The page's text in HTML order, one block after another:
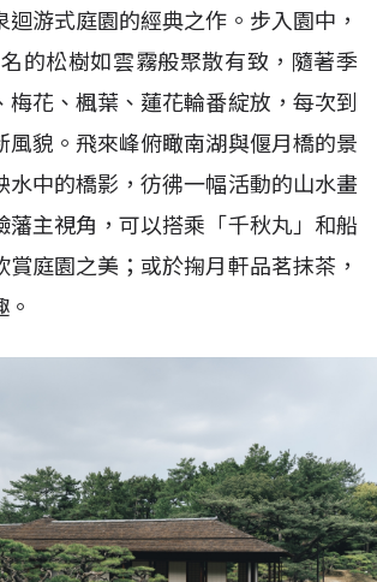
迴游式庭園的經典之作。步入園中，
的松樹如雲霧般聚散有致，隨著季
梅花、楓葉、蓮花輪番綻放，每次到
風貌。飛來峰俯瞰南湖與偃月橋的景
水中的橋影，彷彿一幅活動的山水畫
藩主視角，可以搭乘「千秋丸」和船
賞庭園之美；或於掬月軒品茗抹茶，